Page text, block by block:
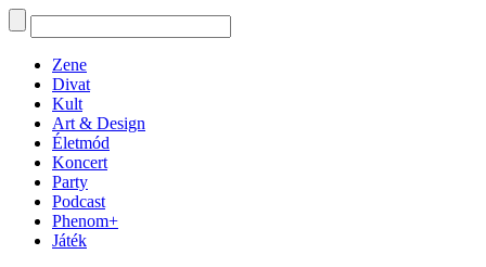
Zene
Divat
Kult
Art & Design
Életmód
Koncert
Party
Podcast
Phenom+
Játék